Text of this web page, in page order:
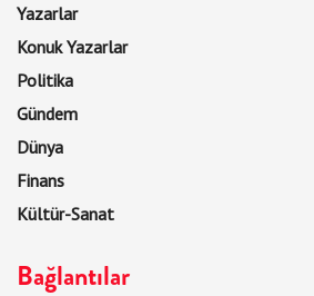
Yazarlar
Konuk Yazarlar
Politika
Gündem
Dünya
Finans
Kültür-Sanat
Bağlantılar